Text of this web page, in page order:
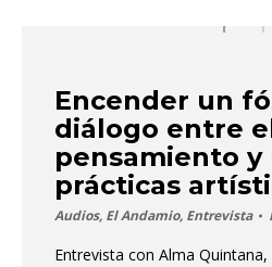
Encender un
diálogo entre
pensamiento y
prácticas
Audios, El Andamio, Entrevista
Entrevista con Alma